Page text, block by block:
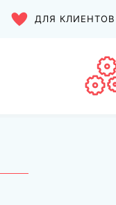
ДЛЯ КЛИЕНТОВ